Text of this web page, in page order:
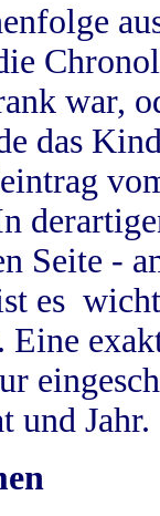
war,
das
Seite -
es
und Jahr.